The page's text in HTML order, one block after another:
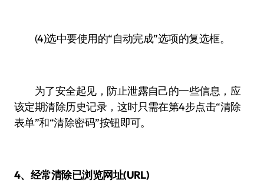
(4)选中要使用的“自动完成”选项的复选框。
为了安全起见，防止泄露自己的一些信息，应
该定期清除历史记录，这时只需在第4步点击“清除
表单”和“清除密码”按钮即可。
4、经常清除已浏览网址(URL)